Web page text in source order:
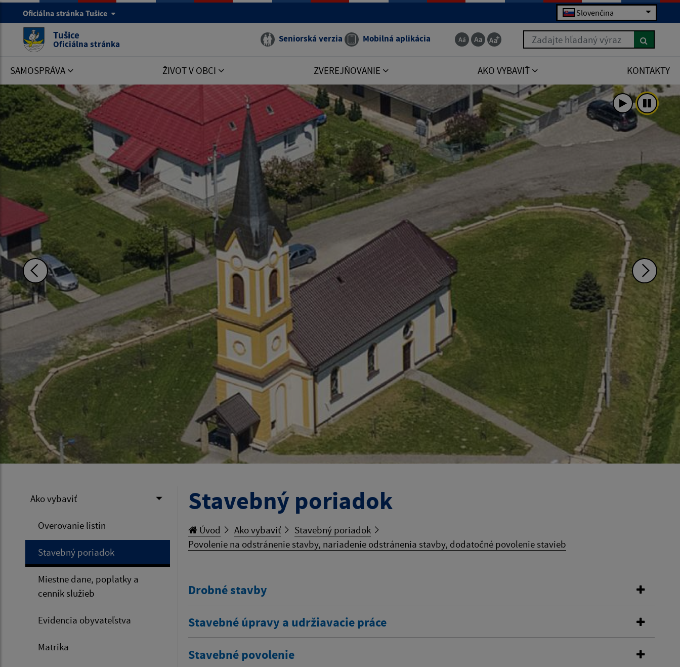
Oficiálna stránka Tušice Slovenčina
Tušice
Oficiálna stránka Seniorská verzia Mobilná aplikácia Zadajte hľadaný výraz
SAMOSPRÁVA ŽIVOT V OBCI ZVEREJŇOVANIE AKO VYBAVIŤ KONTAKTY
Ako vybaviť
Overovanie listín
Stavebný poriadok
Miestne dane, poplatky a
cenník služieb
Evidencia obyvateľstva
Matrika
Stavebný poriadok
Úvod Ako vybaviť
Stavebný poriadok
Povolenie na odstránenie stavby, nariadenie odstránenia stavby, dodatočné povolenie stavieb
Drobné stavby
Stavebné úpravy a udržiavacie práce
Stavebné povolenie